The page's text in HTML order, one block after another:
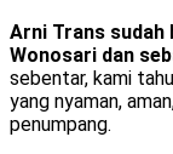
Arni Trans sudah
Wonosari dan
sebentar, kami
yang nyaman,
penumpang.